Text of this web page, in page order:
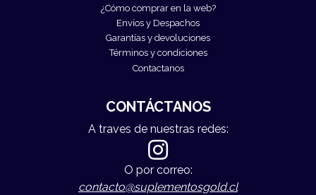
¿Cómo comprar en la web?
Envíos y Despachos
Garantías y devoluciones
Términos y condiciones
Contactanos
CONTÁCTANOS
A traves de nuestras redes:
O por correo:
contacto@suplementosgold.cl